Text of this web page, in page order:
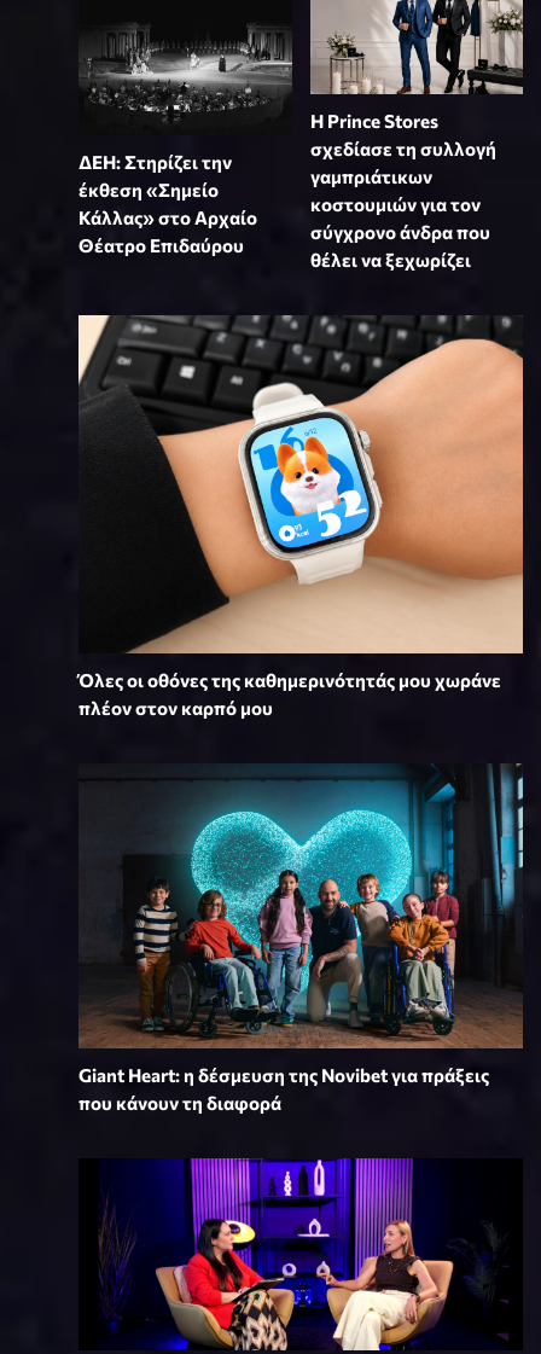
ΔΕΗ: Στηρίζει την
έκθεση «Σημείο
Κάλλας» στο Αρχαίο
Θέατρο Επιδαύρου
Η Prince Stores
σχεδίασε τη συλλογή
γαμπριάτικων
κοστουμιών για τον
σύγχρονο άνδρα που
θέλει να ξεχωρίζει
Όλες οι οθόνες της καθημερινότητάς μου χωράνε
πλέον στον καρπό μου
Giant Heart: η δέσμευση της Novibet για πράξεις
που κάνουν τη διαφορά